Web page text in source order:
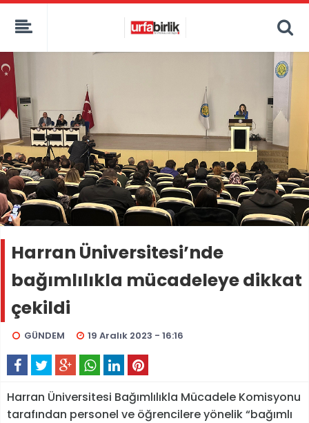
Harran Üniversitesi’nde
bağımlılıkla mücadeleye dikkat
çekildi
GÜNDEM 19 Aralık 2023 - 16:16
Harran Üniversitesi Bağımlılıkla Mücadele Komisyonu
tarafından personel ve öğrencilere yönelik “bağımlı